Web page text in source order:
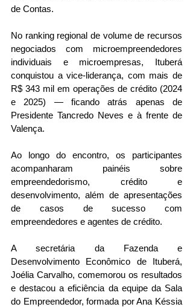
de Contas.
No ranking regional de volume de recursos
negociados com microempreendedores
individuais e microempresas, Ituberá
conquistou a vice-liderança, com mais de
R$ 343 mil em operações de crédito (2024
e 2025) — ficando atrás apenas de
Presidente Tancredo Neves e à frente de
Valença.
Ao longo do encontro, os participantes
acompanharam painéis sobre
empreendedorismo, crédito e
desenvolvimento, além de apresentações
de casos de sucesso com
empreendedores e agentes de crédito.
A secretária da Fazenda e
Desenvolvimento Econômico de Ituberá,
Joélia Carvalho, comemorou os resultados
e destacou a eficiência da equipe da Sala
do Empreendedor, formada por Ana Késsia